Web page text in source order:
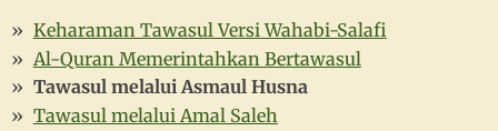
Keharaman Tawasul Versi Wahabi-Salafi
Al-Quran Memerintahkan Bertawasul
Tawasul melalui Asmaul Husna
Tawasul melalui Amal Saleh